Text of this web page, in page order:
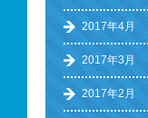
2017年4月
2017年3月
2017年2月